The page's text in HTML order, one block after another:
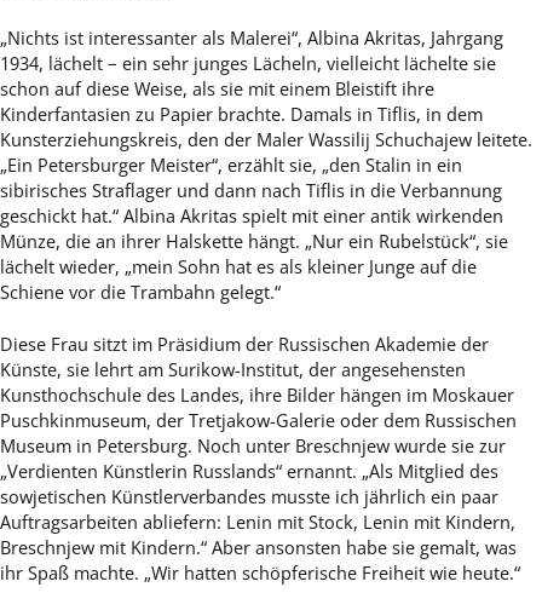
„Nichts ist interessanter als Malerei“, Albina Akritas, Jahrgang
1934, lächelt – ein sehr junges Lächeln, vielleicht lächelte sie
schon auf diese Weise, als sie mit einem Bleistift ihre
Kinderfantasien zu Papier brachte. Damals in Tiflis, in dem
Kunsterziehungskreis, den der Maler Wassilij Schuchajew leitete.
„Ein Petersburger Meister“, erzählt sie, „den Stalin in ein
sibirisches Straflager und dann nach Tiflis in die Verbannung
geschickt hat.“ Albina Akritas spielt mit einer antik wirkenden
Münze, die an ihrer Halskette hängt. „Nur ein Rubelstück“, sie
lächelt wieder, „mein Sohn hat es als kleiner Junge auf die
Schiene vor die Trambahn gelegt.“
Diese Frau sitzt im Präsidium der Russischen Akademie der
Künste, sie lehrt am Surikow-Institut, der angesehensten
Kunsthochschule des Landes, ihre Bilder hängen im Moskauer
Puschkinmuseum, der Tretjakow-Galerie oder dem Russischen
Museum in Petersburg. Noch unter Breschnjew wurde sie zur
„Verdienten Künstlerin Russlands“ ernannt. „Als Mitglied des
sowjetischen Künstlerverbandes musste ich jährlich ein paar
Auftragsarbeiten abliefern: Lenin mit Stock, Lenin mit Kindern,
Breschnjew mit Kindern.“ Aber ansonsten habe sie gemalt, was
ihr Spaß machte. „Wir hatten schöpferische Freiheit wie heute.“